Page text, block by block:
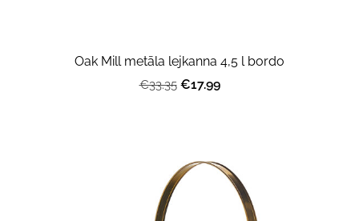
Oak Mill metāla lejkanna 4,5 l bordo
€33.35 €17.99